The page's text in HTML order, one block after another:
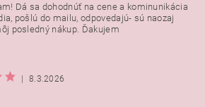
Dá sa dohodnúť na cene a kominunikácia
pošlú do mailu, odpovedajú- sú naozaj
posledný nákup. Ďakujem
| 8.3.2026